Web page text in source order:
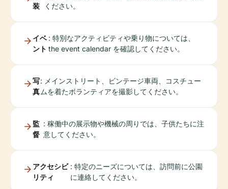
装
ください。
イベ
ント
: 特別なアクティビティや乗り物については、
the event calendar を確認してください。
写
真
: メインストリート、ビンテージ車両、コスチュー
ムを着たボランティアを撮影してください。
監
督
: 稼働中の展示物や機械の周りでは、子供たちに注
意してください。
アクセシビ
リティ
: 特定のニーズについては、訪問前に公園
に連絡してください。